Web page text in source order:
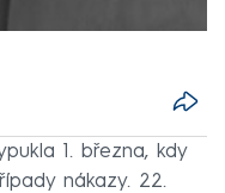
1. března, kdy
nákazy. 22.